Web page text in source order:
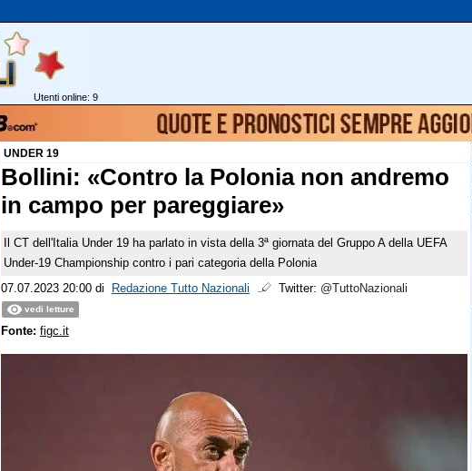
Utenti online: 9
UNDER 19
Bollini: «Contro la Polonia non andremo
in campo per pareggiare»
Il CT dell'Italia Under 19 ha parlato in vista della 3ª giornata del Gruppo A della UEFA
Under-19 Championship contro i pari categoria della Polonia
07.07.2023 20:00 di Redazione Tutto Nazionali Twitter: @TuttoNazionali
vedi letture
Fonte: figc.it